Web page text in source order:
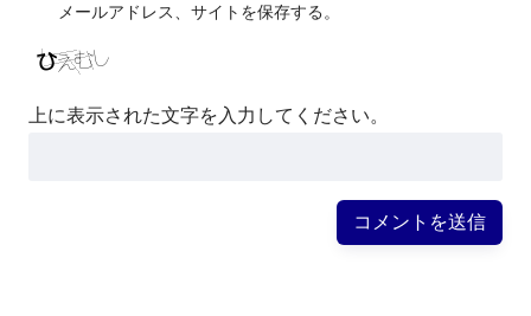
メールアドレス、サイトを保存する。
上に表示された文字を入力してください。